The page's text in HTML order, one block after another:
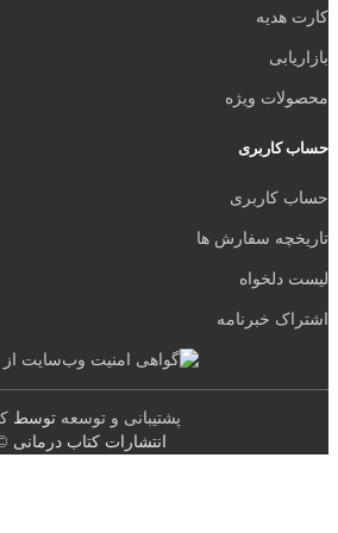
ویژه
سفارش ها
خبرنامه
پشتیبانی و توسعهتوسطکامل وب
انتشارات کتاب درمانی © 1405